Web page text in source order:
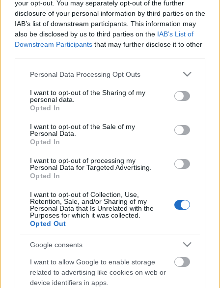
your opt-out. You may separately opt-out of the further
disclosure of your personal information by third parties on the
IAB’s list of downstream participants. This information may
also be disclosed by us to third parties on the IAB’s List of
Downstream Participants that may further disclose it to other
Please note that this website/app uses one or more Google
not limited to your visit or usage behaviour. You may click to
grant or deny consent to Google and its third-party tags to
use your data for below specified purposes in below Google
consent section.
Personal Data Processing Opt Outs
I want to opt-out of the Sharing of my
personal data.
Opted In
I want to opt-out of the Sale of my
Personal Data.
Opted In
I want to opt-out of processing my
Personal Data for Targeted Advertising.
Opted In
I want to opt-out of Collection, Use,
Retention, Sale, and/or Sharing of my
Personal Data that Is Unrelated with the
Purposes for which it was collected.
Opted Out
Google consents
I want to allow Google to enable storage
related to advertising like cookies on web or
device identifiers in apps.
fajtái sok kertnek díszei. Még nincs késő alaposan
átgondolni…
Különleges bogyókat különleges
üvegbe
kapanyél•2014. december 02.
Elkezdődött az adventi készülődés időszaka, és ha
nem akarunk kapkodni, jó, ha nekilátunk az
ajándékötletek gyűjtésének és megvalósításának. A
kertészkedőknek kézenfekvő, hogy portájuk